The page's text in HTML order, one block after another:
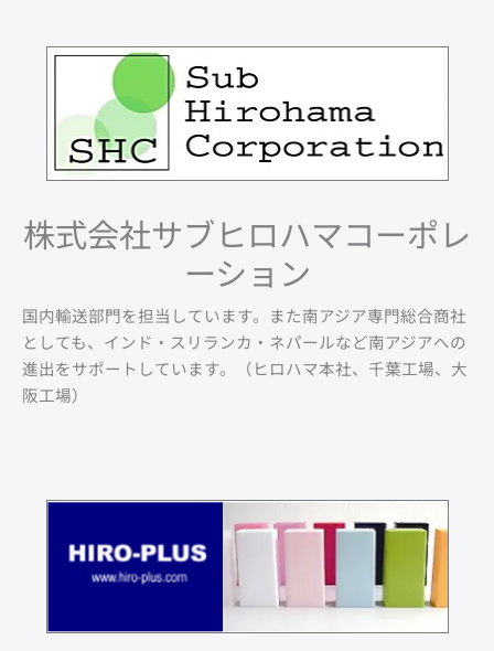
株式会社サブヒロハマコーポレ
ーション
国内輸送部門を担当しています。また南アジア専門総合商社
としても、インド・スリランカ・ネパールなど南アジアへの
進出をサポートしています。（ヒロハマ本社、千葉工場、大
阪工場）